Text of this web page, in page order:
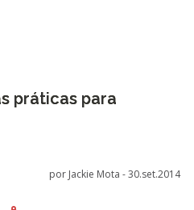
práticas para
por Jackie Mota -30.set.2014